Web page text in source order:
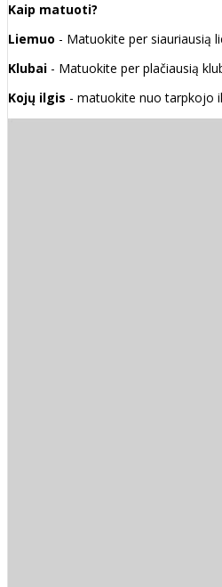
Kaip matuoti?
Liemuo - Matuokite per siauriausią
Klubai - Matuokite per plačiausią
Kojų ilgis - matuokite nuo tarpkojo